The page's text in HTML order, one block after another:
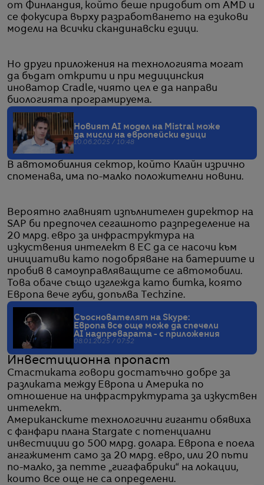
от Финландия, който беше придобит от AMD и
се фокусира върху разработването на езикови
модели на всички скандинавски езици.
Но други приложения на технологията могат
да бъдат открити и при медицинския
иноватор Cradle, чиято цел е да направи
биологията програмируема.
Новият AI модел на Mistral може
да мисли на европейски езици
10.06.2025 / 10:48
В автомобилния сектор, който Клайн изрично
споменава, има по-малко положителни новини.
Вероятно главният изпълнителен директор на
SAP би предпочел сегашното разпределение на
20 млрд. евро за инфраструктура на
изкуствения интелект в ЕС да се насочи към
инициативи като подобряване на батериите и
пробив в самоуправляващите се автомобили.
Това обаче също изглежда като битка, която
Европа вече губи, допълва Techzine.
Съоснователят на Skype:
Европа все още може да спечели
AI надпреварата - с приложения
08.01.2025 / 07:52
Инвестиционна пропаст
Стастиката говори достатъчно добре за
разликата между Европа и Америка по
отношение на инфраструктурата за изкуствен
интелект.
Американските технологични гиганти обявиха
с фанфари плана Stargate с потенциални
инвестиции до 500 млрд. долара. Европа е поела
ангажимент само за 20 млрд. евро, или 20 пъти
по-малко, за петте „гигафабрики“ на локации,
които все още не са определени.